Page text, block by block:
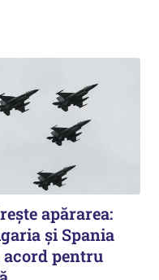
apărarea:
și Spania
acord pentru